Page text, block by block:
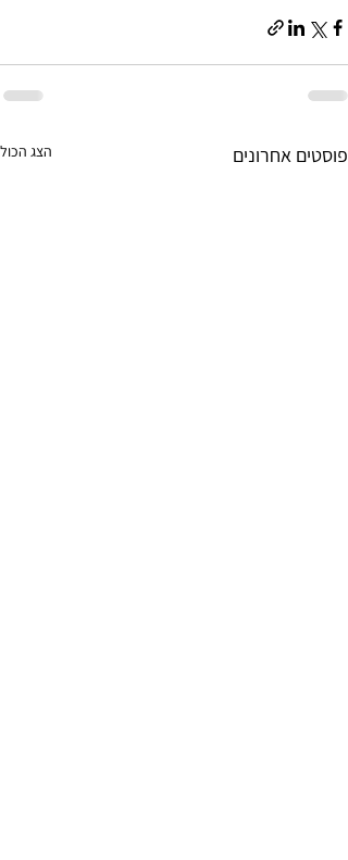
פוסטים אחרונים הצג הכול